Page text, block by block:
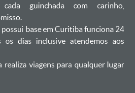
cada guinchada com carinho,
possui base em Curitiba funciona 24
dias inclusive atendemos aos
realiza viagens para qualquer lugar